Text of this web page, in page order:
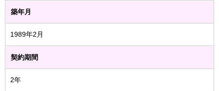
築年月
1989年2月
契約期間
2年